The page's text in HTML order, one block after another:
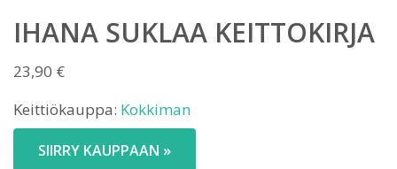
IHANA SUKLAA KEITTOKIRJA
23,90 €
Keittiökauppa: Kokkiman
SIIRRY KAUPPAAN »